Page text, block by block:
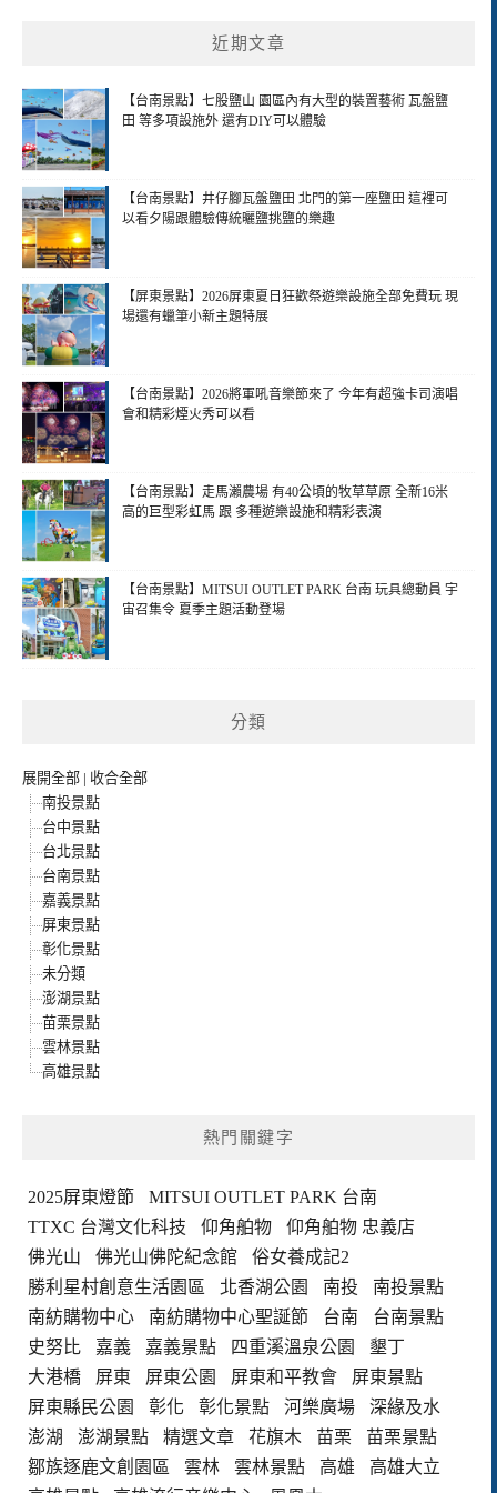
近期文章
【台南景點】七股鹽山 園區內有大型的裝置藝術 瓦盤鹽
田 等多項設施外 還有DIY可以體驗
【台南景點】井仔腳瓦盤鹽田 北門的第一座鹽田 這裡可
以看夕陽跟體驗傳統曬鹽挑鹽的樂趣
【屏東景點】2026屏東夏日狂歡祭遊樂設施全部免費玩 現
場還有蠟筆小新主題特展
【台南景點】2026將軍吼音樂節來了 今年有超強卡司演唱
會和精彩煙火秀可以看
【台南景點】走馬瀨農場 有40公頃的牧草草原 全新16米
高的巨型彩虹馬 跟 多種遊樂設施和精彩表演
【台南景點】MITSUI OUTLET PARK 台南 玩具總動員 宇
宙召集令 夏季主題活動登場
分類
展開全部 | 收合全部
南投景點
台中景點
台北景點
台南景點
嘉義景點
屏東景點
彰化景點
未分類
澎湖景點
苗栗景點
雲林景點
高雄景點
熱門關鍵字
2025屏東燈節
MITSUI OUTLET PARK 台南
TTXC 台灣文化科技
仰角舶物
仰角舶物 忠義店
佛光山
佛光山佛陀紀念館
俗女養成記2
勝利星村創意生活園區
北香湖公園 南投
南投景點
南紡購物中心
南紡購物中心聖誕節 台南
台南景點
史努比
嘉義 嘉義景點 四重溪溫泉公園
墾丁
大港橋
屏東 屏東公園 屏東和平教會
屏東景點
屏東縣民公園
彰化 彰化景點 河樂廣場
深緣及水
澎湖
澎湖景點 精選文章 花旗木 苗栗
苗栗景點
鄒族逐鹿文創園區
雲林 雲林景點 高雄
高雄大立